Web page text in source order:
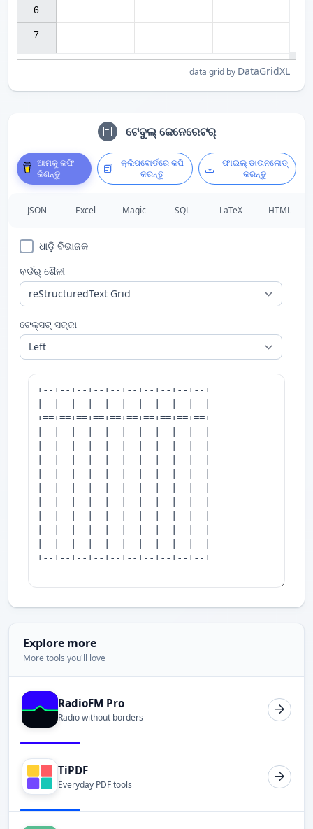
data grid by DataGridXL
6
7
ଟେବୁଲ୍ ଜେନେରେଟର୍
ଆମକୁ କଫି
କିଣନ୍ତୁ
କ୍ଲିପବୋର୍ଡରେ କପି
କରନ୍ତୁ
ଫାଇଲ୍ ଡାଉନଲୋଡ୍
କରନ୍ତୁ
JSON Excel Magic SQL LaTeX HTML
ଧାଡ଼ି ବିଭାଜକ
ବର୍ଡର୍ ଶୈଳୀ
ଟେକ୍ସଟ୍ ସଜ୍ଜା
Explore more
More tools you'll love
RadioFM Pro
Radio without borders
TiPDF
Everyday PDF tools